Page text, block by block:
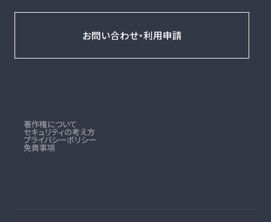
お問い合わせ・利用申請
著作権について
セキュリティの考え方
プライバシーポリシー
免責事項